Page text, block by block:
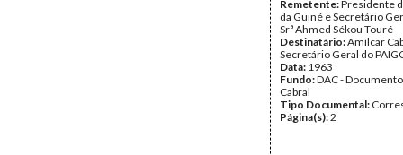
Remetente:Presidente
da Guiné e Secretário
Srª Ahmed Sékou Touré
Destinatário:Amílcar
Secretário Geral do
Data: 1963
Fundo:DAC -
Cabral
Tipo Documental:
Página(s):2